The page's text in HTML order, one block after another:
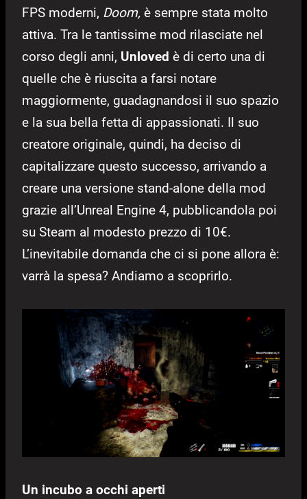
FPS moderni, Doom, è sempre stata molto
attiva. Tra le tantissime mod rilasciate nel
corso degli anni, Unloved è di certo una di
quelle che è riuscita a farsi notare
maggiormente, guadagnandosi il suo spazio
e la sua bella fetta di appassionati. Il suo
creatore originale, quindi, ha deciso di
capitalizzare questo successo, arrivando a
creare una versione stand-alone della mod
grazie all’Unreal Engine 4, pubblicandola poi
su Steam al modesto prezzo di 10€.
L’inevitabile domanda che ci si pone allora è:
varrà la spesa? Andiamo a scoprirlo.
Un incubo a occhi aperti